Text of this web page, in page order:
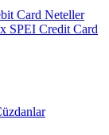
Card Neteller
SPEI Credit Card